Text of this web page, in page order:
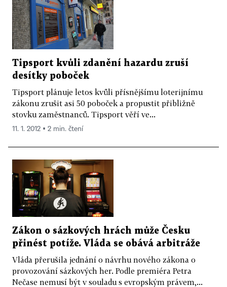
Tipsport kvůli zdanění hazardu zruší
desítky poboček
Tipsport plánuje letos kvůli přísnějšímu loterijnímu
zákonu zrušit asi 50 poboček a propustit přibližně
stovku zaměstnanců. Tipsport věří ve...
11. 1. 2012 ▪ 2 min. čtení
Zákon o sázkových hrách může Česku
přinést potíže. Vláda se obává arbitráže
Vláda přerušila jednání o návrhu nového zákona o
provozování sázkových her. Podle premiéra Petra
Nečase nemusí být v souladu s evropským právem,...